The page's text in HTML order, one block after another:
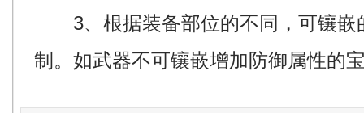
3、根据装备部位的不同，可镶嵌
制。如武器不可镶嵌增加防御属性的